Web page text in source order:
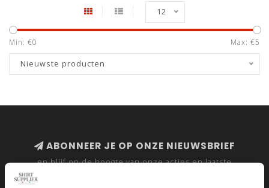
12
Min: €0 Max: €5
Nieuwste producten
ABONNEER JE OP ONZE NIEUWSBRIEF
en blijf op de hoogte van onze acties en laatste